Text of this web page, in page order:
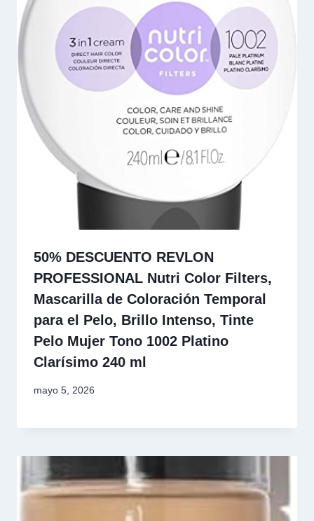
50% DESCUENTO REVLON
PROFESSIONAL Nutri Color Filters,
Mascarilla de Coloración Temporal
para el Pelo, Brillo Intenso, Tinte
Pelo Mujer Tono 1002 Platino
Clarísimo 240 ml
mayo 5, 2026